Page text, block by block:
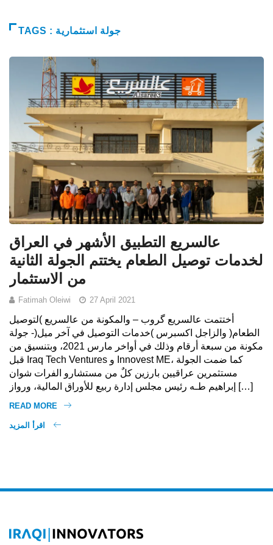
TAGS : جولة استثمارية
عالسریع التطبیق الأشھر في العراق
لخدمات توصیل الطعام یختتم الجولة الثانیة
من الاستثمار
Fatimah Oleiwi 27 April 2021
أختتمت عالسریع گروب – والمكونة من عالسریع )لتوصیل
الطعام( والزاجل اكسبرس )خدمات التوصیل في آخر میل(- جولة
مكونة من سبعة أرقام وذلك في أواخر مارس 2021، وبتنسیق من
قبل Iraq Tech Ventures و Innovest ME، كما ضمت الجولة
مستثمرین عراقیین بارزین كلٌ من مستشارو الفرات شوان
إبراھیم طـه رئیس مجلس إدارة ربیع للأوراق المالیة، ورواز […]
READ MORE